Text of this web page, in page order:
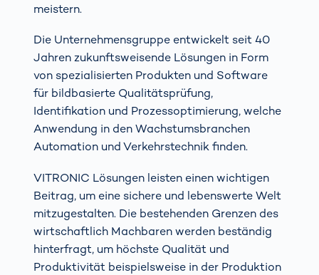
meistern.
Die Unternehmensgruppe entwickelt seit 40
Jahren zukunftsweisende Lösungen in Form
von spezialisierten Produkten und Software
für bildbasierte Qualitätsprüfung,
Identifikation und Prozessoptimierung, welche
Anwendung in den Wachstumsbranchen
Automation und Verkehrstechnik finden.
VITRONIC Lösungen leisten einen wichtigen
Beitrag, um eine sichere und lebenswerte Welt
mitzugestalten. Die bestehenden Grenzen des
wirtschaftlich Machbaren werden beständig
hinterfragt, um höchste Qualität und
Produktivität beispielsweise in der Produktion